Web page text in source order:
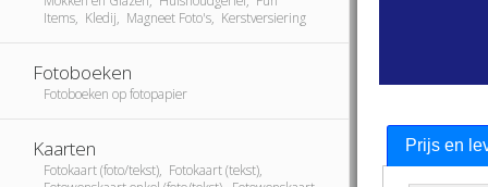
Items, Kledij, Magneet Foto's, Kerstversiering
Fotoboeken
Fotoboeken op fotopapier
Kaarten
Fotokaart (foto/tekst), Fotokaart (tekst),
Prijs en